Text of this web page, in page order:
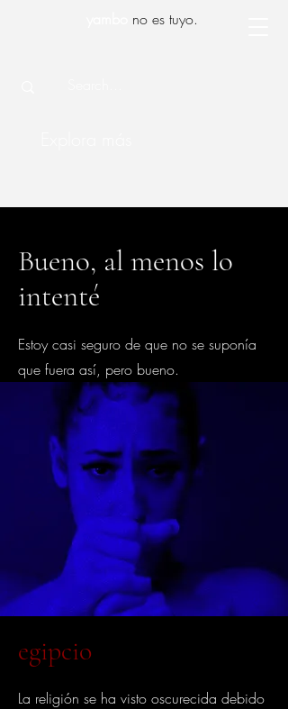
no es tuyo.
Bueno, al menos lo
intenté
Estoy casi seguro de que no se suponía
que fuera así, pero bueno.
egipcio
La religión se ha visto oscurecida debido